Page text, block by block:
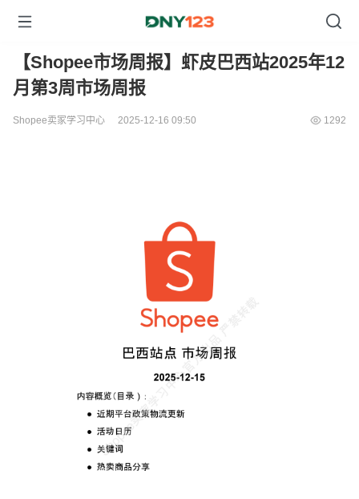
【Shopee市场周报】虾皮巴西站2025年12
月第3周市场周报
Shopee卖家学习中心 2025-12-16 09:50 1292